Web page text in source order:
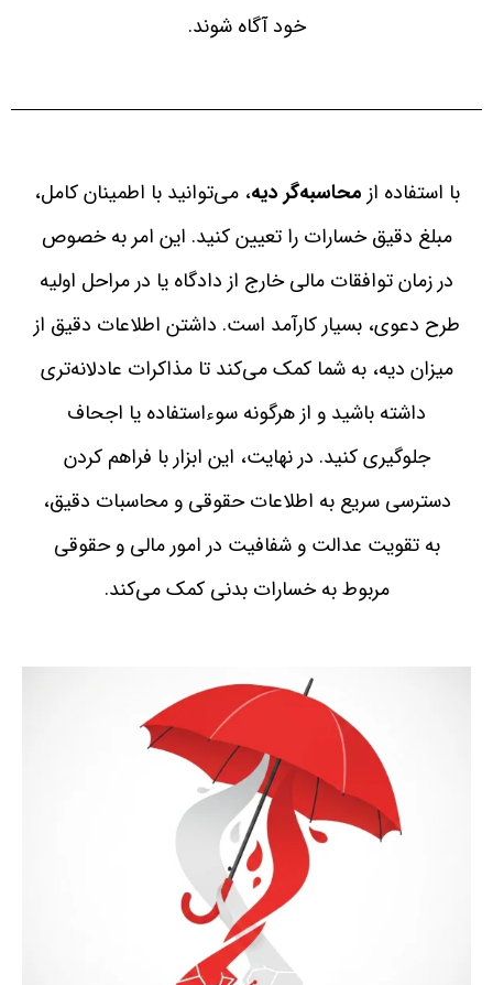
خود آگاه شوند.
با استفاده از محاسبه‌گر دیه، می‌توانید با اطمینان کامل،
مبلغ دقیق خسارات را تعیین کنید. این امر به خصوص
در زمان توافقات مالی خارج از دادگاه یا در مراحل اولیه
طرح دعوی، بسیار کارآمد است. داشتن اطلاعات دقیق از
میزان دیه، به شما کمک می‌کند تا مذاکرات عادلانه‌تری
داشته باشید و از هرگونه سوءاستفاده یا اجحاف
جلوگیری کنید. در نهایت، این ابزار با فراهم کردن
دسترسی سریع به اطلاعات حقوقی و محاسبات دقیق،
به تقویت عدالت و شفافیت در امور مالی و حقوقی
مربوط به خسارات بدنی کمک می‌کند.